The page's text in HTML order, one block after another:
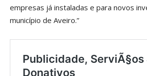
empresas já instaladas e para novos
município de Aveiro.”